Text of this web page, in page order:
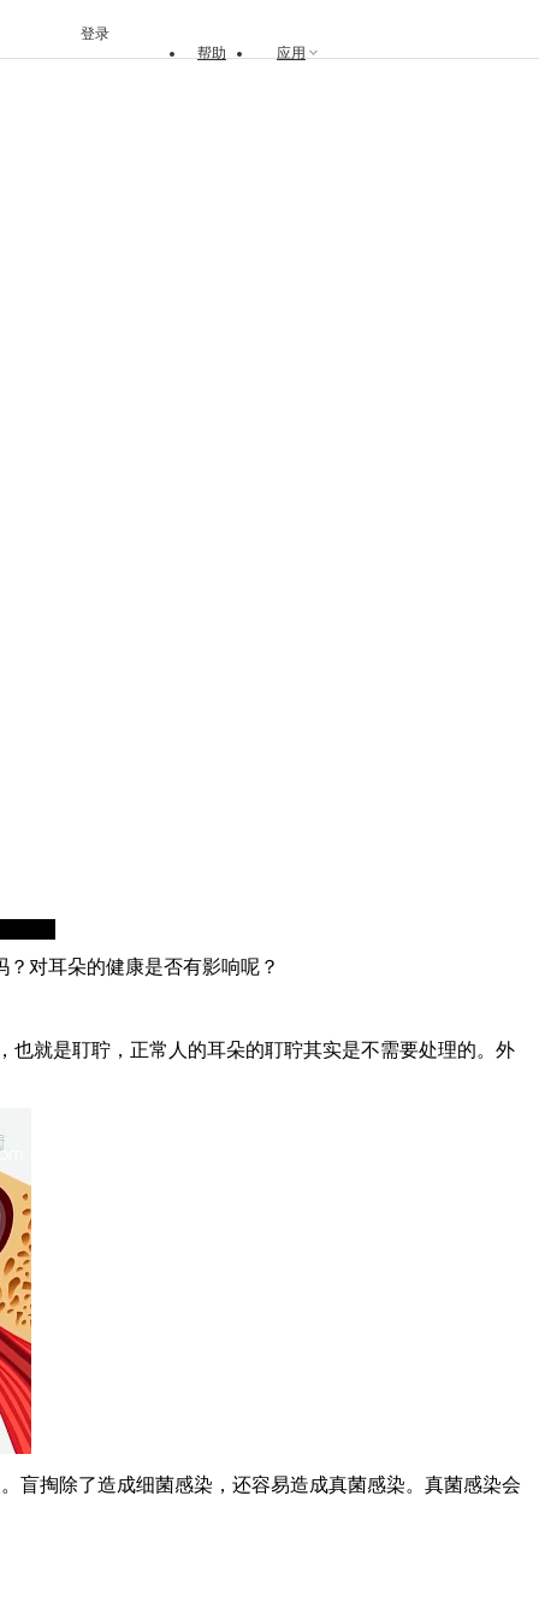
帮助 应用
登录
对耳朵的健康是否有影响呢？
就是耵聍，正常人的耳朵的耵聍其实是不需要处理的。外
掏除了造成细菌感染，还容易造成真菌感染。真菌感染会